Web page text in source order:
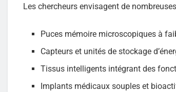
Les chercheurs envisagent de
Puces mémoire microscopiques à
Capteurs et unités de stockage
Tissus intelligents intégrant des
Implants médicaux souples et